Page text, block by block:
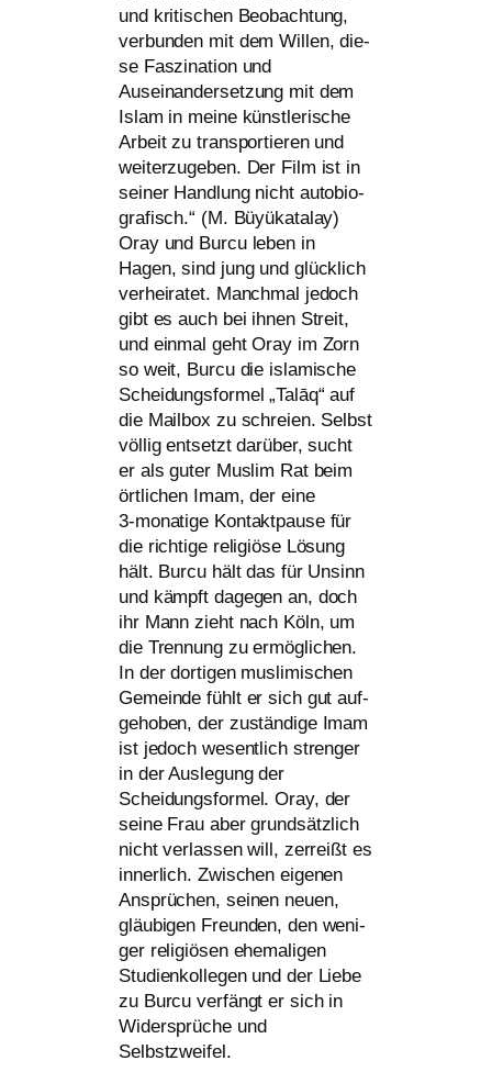
und kri­ti­schen Beobachtung,
ver­bun­den mit dem Willen, die­
se Faszination und
Auseinandersetzung mit dem
Islam in mei­ne künst­le­ri­sche
Arbeit zu trans­por­tie­ren und
wei­ter­zu­ge­ben. Der Film ist in
sei­ner Handlung nicht auto­bio­
gra­fisch.“ (M. Büyükatalay)
Oray und Burcu leben in
Hagen, sind jung und glück­lich
ver­hei­ra­tet. Manchmal jedoch
gibt es auch bei ihnen Streit,
und ein­mal geht Oray im Zorn
so weit, Burcu die isla­mi­sche
Scheidungsformel „Talāq“ auf
die Mailbox zu schrei­en. Selbst
völ­lig ent­setzt dar­über, sucht
er als guter Muslim Rat beim
ört­li­chen Imam, der eine
3‑monatige Kontaktpause für
die rich­ti­ge reli­giö­se Lösung
hält. Burcu hält das für Unsinn
und kämpft dage­gen an, doch
ihr Mann zieht nach Köln, um
die Trennung zu ermög­li­chen.
In der dor­ti­gen mus­li­mi­schen
Gemeinde fühlt er sich gut auf­
ge­ho­ben, der zustän­di­ge Imam
ist jedoch wesent­lich stren­ger
in der Auslegung der
Scheidungsformel. Oray, der
sei­ne Frau aber grund­sätz­lich
nicht ver­las­sen will, zer­reißt es
inner­lich. Zwischen eige­nen
Ansprüchen, sei­nen neu­en,
gläu­bi­gen Freunden, den weni­
ger reli­giö­sen ehe­ma­li­gen
Studienkollegen und der Liebe
zu Burcu ver­fängt er sich in
Widersprüche und
Selbstzweifel.